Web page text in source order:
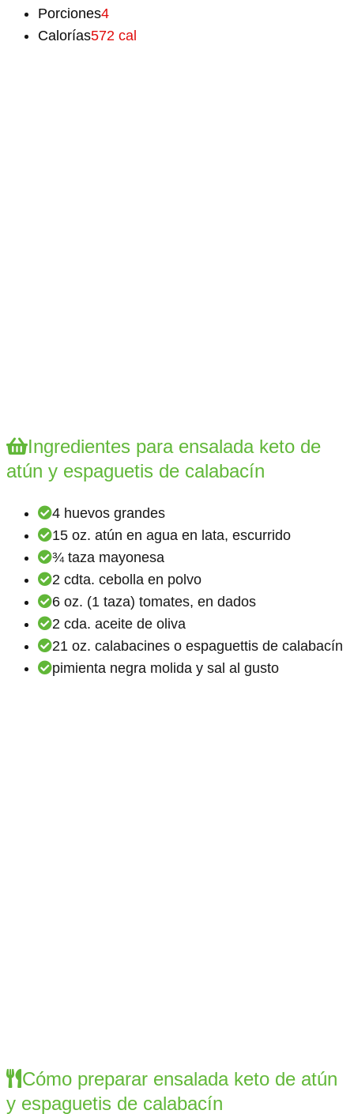
Porciones4
Calorías572 cal
Ingredientes para ensalada keto de
atún y espaguetis de calabacín
4 huevos grandes
15 oz. atún en agua en lata, escurrido
¾ taza mayonesa
2 cdta. cebolla en polvo
6 oz. (1 taza) tomates, en dados
2 cda. aceite de oliva
21 oz. calabacines o espaguettis de calabacín
pimienta negra molida y sal al gusto
Cómo preparar ensalada keto de atún
y espaguetis de calabacín